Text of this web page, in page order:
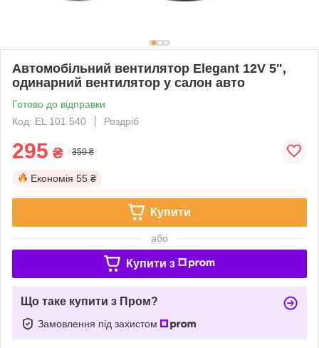
Автомобільний вентилятор Elegant 12V 5",
одинарний вентилятор у салон авто
Готово до відправки
Код: EL 101 540
Роздріб
295 ₴ 350 ₴
Економія 55 ₴
Купити
або
Купити з
Що таке купити з Пром?
Замовлення під захистом